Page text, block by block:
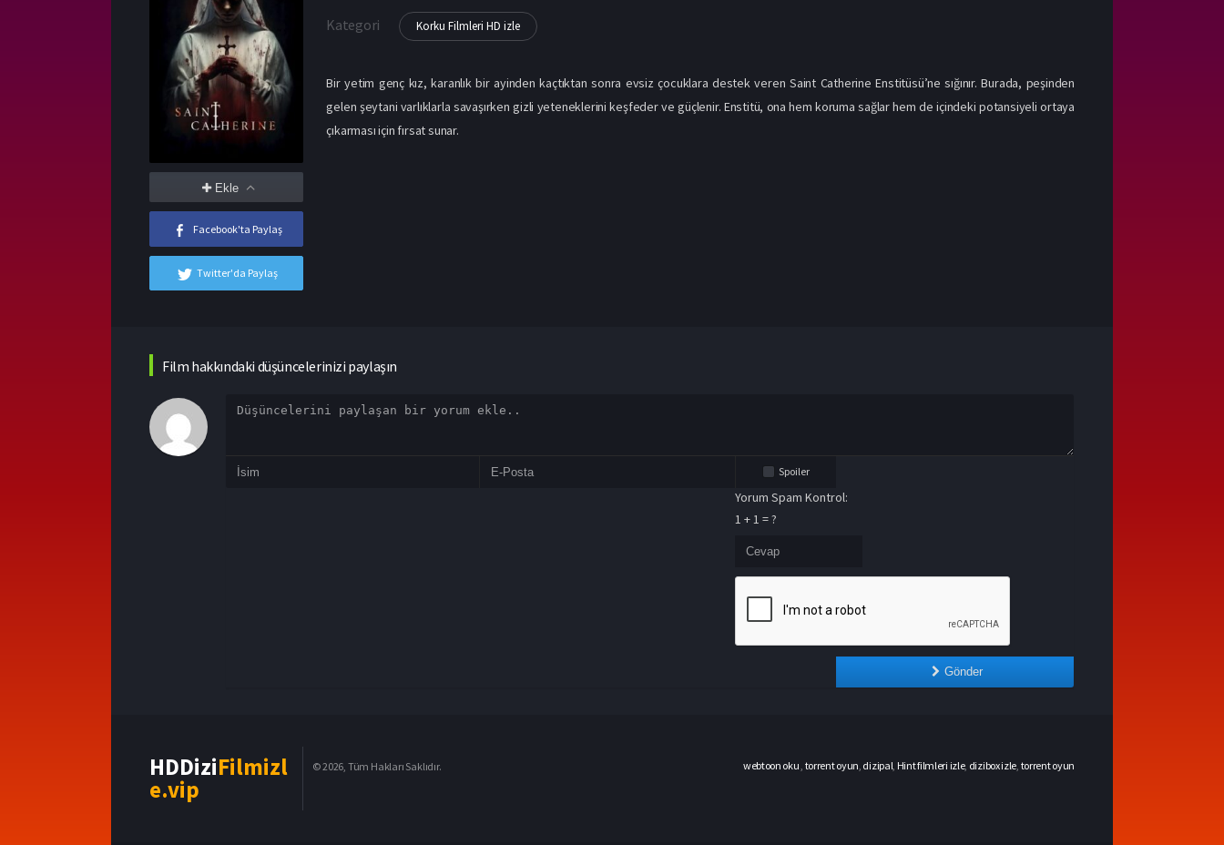
Ekle
Facebook'ta Paylaş
Twitter'da Paylaş
Kategori Korku Filmleri HD izle
Bir yetim genç kız, karanlık bir ayinden kaçtıktan sonra evsiz çocuklara destek veren Saint Catherine Enstitüsü’ne sığınır. Burada, peşinden
gelen şeytani varlıklarla savaşırken gizli yeteneklerini keşfeder ve güçlenir. Enstitü, ona hem koruma sağlar hem de içindeki potansiyeli ortaya
çıkarması için fırsat sunar.
Film hakkındaki düşüncelerinizi paylaşın
Spoiler
Yorum Spam Kontrol:
1 + 1 = ?
Gönder
HDDiziFilmizl
e.vip
© 2026, Tüm Hakları Saklıdır. webtoon oku torrent oyun dizipal Hint filmleri izle, dizibox izle torrent oyun